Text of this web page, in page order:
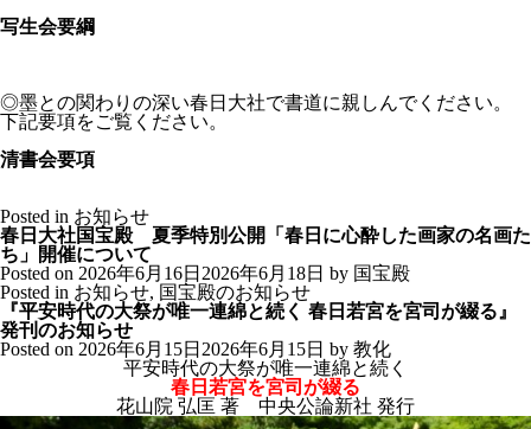
写生会要綱
◎墨との関わりの深い春日大社で書道に親しんでください。
下記要項をご覧ください。
清書会要項
Posted in お知らせ
春日大社国宝殿 夏季特別公開「春日に心酔した画家の名画た
ち」開催について
Posted on 2026年6月16日 2026年6月18日 by 国宝殿
Posted in お知らせ, 国宝殿のお知らせ
『平安時代の大祭が唯一連綿と続く 春日若宮を宮司が綴る』
発刊のお知らせ
Posted on 2026年6月15日 2026年6月15日 by 教化
平安時代の大祭が唯一連綿と続く
春日若宮を宮司が綴る
花山院 弘匡 著 中央公論新社 発行